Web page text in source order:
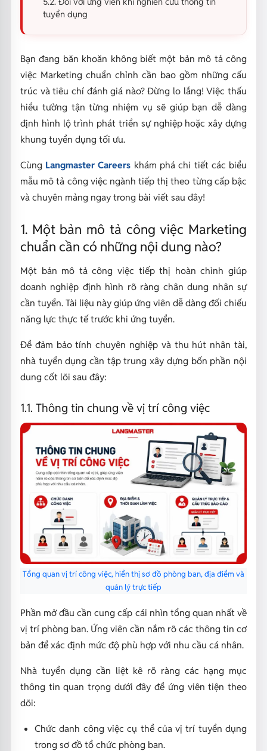
tuyển dụng
Bạn đang băn khoăn không biết một bản mô tả công
việc Marketing chuẩn chỉnh cần bao gồm những cấu
trúc và tiêu chí đánh giá nào? Đừng lo lắng! Việc thấu
hiểu tường tận từng nhiệm vụ sẽ giúp bạn dễ dàng
định hình lộ trình phát triển sự nghiệp hoặc xây dựng
khung tuyển dụng tối ưu.
Cùng Langmaster Careers khám phá chi tiết các biểu
mẫu mô tả công việc ngành tiếp thị theo từng cấp bậc
và chuyên mảng ngay trong bài viết sau đây!
1. Một bản mô tả công việc Marketing
chuẩn cần có những nội dung nào?
Một bản mô tả công việc tiếp thị hoàn chỉnh giúp
doanh nghiệp định hình rõ ràng chân dung nhân sự
cần tuyển. Tài liệu này giúp ứng viên dễ dàng đối chiếu
năng lực thực tế trước khi ứng tuyển.
Để đảm bảo tính chuyên nghiệp và thu hút nhân tài,
nhà tuyển dụng cần tập trung xây dựng bốn phần nội
dung cốt lõi sau đây:
1.1. Thông tin chung về vị trí công việc
Tổng quan vị trí công việc, hiển thị sơ đồ phòng ban, địa điểm và
quản lý trực tiếp
Phần mở đầu cần cung cấp cái nhìn tổng quan nhất về
vị trí phòng ban. Ứng viên cần nắm rõ các thông tin cơ
bản để xác định mức độ phù hợp với nhu cầu cá nhân.
Nhà tuyển dụng cần liệt kê rõ ràng các hạng mục
thông tin quan trọng dưới đây để ứng viên tiện theo
dõi:
Chức danh công việc cụ thể của vị trí tuyển dụng
trong sơ đồ tổ chức phòng ban.